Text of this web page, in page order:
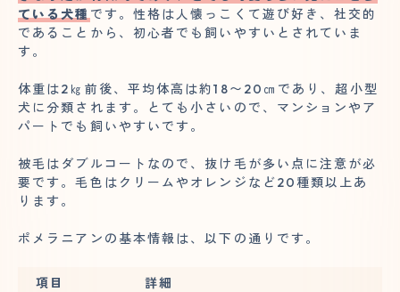
ている犬種 です。性格は人懐っこくて遊び好き、社交的
であることから、初心者でも飼いやすいとされていま
す。
体重は2㎏前後、平均体高は約18〜20㎝であり、超小型
犬に分類されます。とても小さいので、マンションやア
パートでも飼いやすいです。
被毛はダブルコートなので、抜け毛が多い点に注意が必
要です。毛色はクリームやオレンジなど20種類以上あ
ります。
ポメラニアンの基本情報は、以下の通りです。
項目 詳細